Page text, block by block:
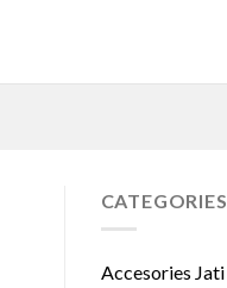
CATEGORIES
Accesories Jati